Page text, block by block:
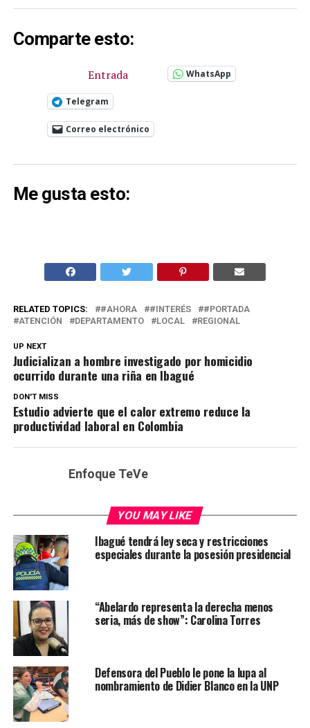
Comparte esto:
Entrada WhatsApp
Telegram
Correo electrónico
Me gusta esto:
RELATED TOPICS: #AHORA #INTERÉS
#PORTADA
ATENCIÓN
DEPARTAMENTO LOCAL REGIONAL
UP NEXT
Judicializan a hombre investigado por homicidio
ocurrido durante una riña en Ibagué
DON'T MISS
Estudio advierte que el calor extremo reduce la
productividad laboral en Colombia
Enfoque TeVe
YOU MAY LIKE
Ibagué tendrá ley seca y restricciones
especiales durante la posesión presidencial
“Abelardo representa la derecha menos
seria, más de show”: Carolina Torres
Defensora del Pueblo le pone la lupa al
nombramiento de Didier Blanco en la UNP